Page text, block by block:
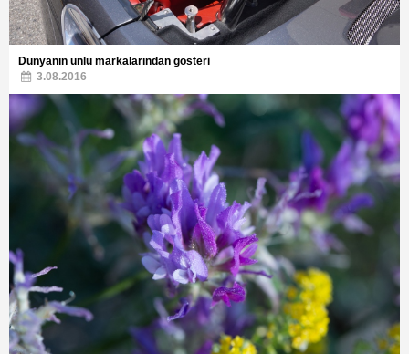
Dünyanın ünlü markalarından gösteri
3.08.2016